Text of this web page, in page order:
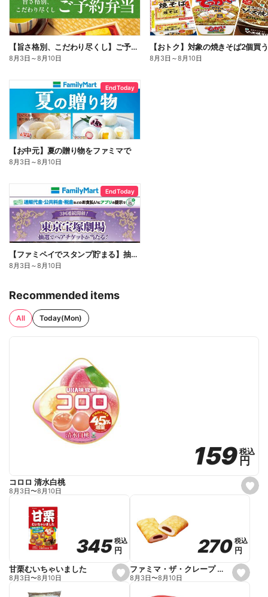
【旨さ格別、こだわり尽くし】ご予約弁当
8月3日 ～8月10日 8月3日 ～8月10日
End Today
【お中元】夏の贈り物をファミマで
8月3日 ～8月10日
End Today
【ファミペイでスタンプ貯まる】抽選でペアチケットが当たる!
8月3日 ～8月10日
Recommended items
All Today(Mon)
s
e
159
159税込
税込
円
円
コロロ 清水白桃
8月3日〜8月10日
s
e
345
345税込
税込
円
円
甘栗むいちゃいました
8月3日〜8月10日
s
e
270
270 税込
税込
円
円
ファミマ・ザ・クレープ 生チョコ
8月3日〜8月10日